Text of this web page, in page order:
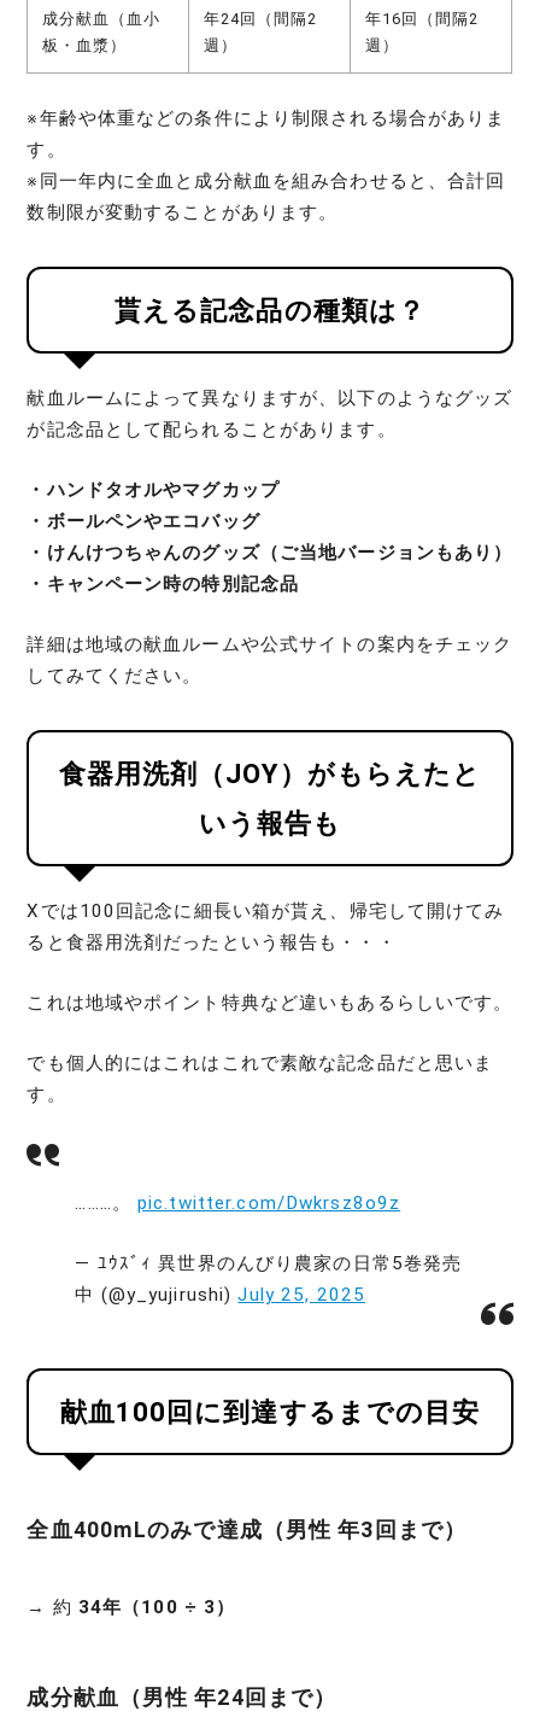
成分献血（血小
板・血漿）
年24回（間隔2
週）
年16回（間隔2
週）
※年齢や体重などの条件により制限される場合がありま
す。
※同一年内に全血と成分献血を組み合わせると、合計回
数制限が変動することがあります。
貰える記念品の種類は？
献血ルームによって異なりますが、以下のようなグッズ
が記念品として配られることがあります。
・ハンドタオルやマグカップ
・ボールペンやエコバッグ
・けんけつちゃんのグッズ（ご当地バージョンもあり）
・キャンペーン時の特別記念品
詳細は地域の献血ルームや公式サイトの案内をチェック
してみてください。
食器用洗剤（JOY）がもらえたと
いう報告も
Xでは100回記念に細長い箱が貰え、帰宅して開けてみ
ると食器用洗剤だったという報告も・・・
これは地域やポイント特典など違いもあるらしいです。
でも個人的にはこれはこれで素敵な記念品だと思いま
す。
………。pic.twitter.com/Dwkrsz8o9z
— ﾕｳｽﾞｨ 異世界のんびり農家の日常5巻発売
中 (@y_yujirushi)July 25, 2025
献血100回に到達するまでの目安
全血400mLのみで達成（男性 年3回まで）
→ 約 34年（100 ÷ 3）
成分献血（男性 年24回まで）